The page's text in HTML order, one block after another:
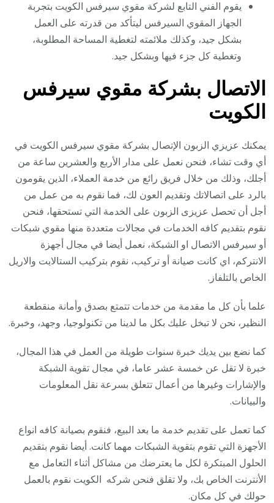
يقوم الفني التابع لشركة مقوي سيرفس الكويت بتجربة
الجهاز المقوي السيرفس ليتأكد من قدرته على العمل
بشكل جيد، وكذلك ملائمته لتغطية المساحة المطلوبة،
وتغطية كل جزء فيها وبشكل جيد.
الاتصال بشركة مقوي سيرفس
الكويت
يمكنك عزيزي الزبون الإتصال بشركة مقوي سيرفس الكويت في
أي وقت تشاء، فنحن نعمل على مدار الأربع والعشرين ساعة من
أجلك، وذلك من خلال فريق رائع من خدمة العملاء، الذين يقومون
بالرد على اتصالاتك وتقديم العون لك، فما نقوم به من عمل من
أجل أن تحصل عزيزى الزبون على الخدمة التي تستحقها، فنحن
نقوم بتقديم كافه الخدمات في مجالات متعددة منها مقوي شبكات
أو سيرفس الاتصال او الشبكة، نعمل أيضا في مجال أجهزة
الانتركم، اي كانت صيانة أو تركيب، نقوم بتركيب الستالايت والاريل
الخاص بالتلفاز.
علما بأن كل ما مقدمة من خدمات تتمتع بصدق وأمانة منقطعة
النظير، نحن لا تبخل عليك بكل ما لدينا من تكنولوجيا، وجهد، وخبرة.
كما نضع بين يديك خبرة سنوات طويلة من العمل في هذا المجال،
خبرة لا تقل عن خمسة عشر عاما، في مجال تقوية الشبكة
والإشارات وغيرها من أعمال تتعلق بسرعة نقل المعلومات
والبيانات.
كما تعمل على تقديم خدمة ما بعد البيع، فنقوم بصيانة كافه انواع
الأجهزة التي تقوم بتقوية الشبكات مهما كانت. أيضا نقوم بتقديم
الحلول المبتكرة لكل ما يعترضك من مشاكل أثناء التعامل مع
الأنترنت الخاص بك، ولا تقلق فنحن شركه الكويت نقوم بالعمل
حولك في كل مكان.